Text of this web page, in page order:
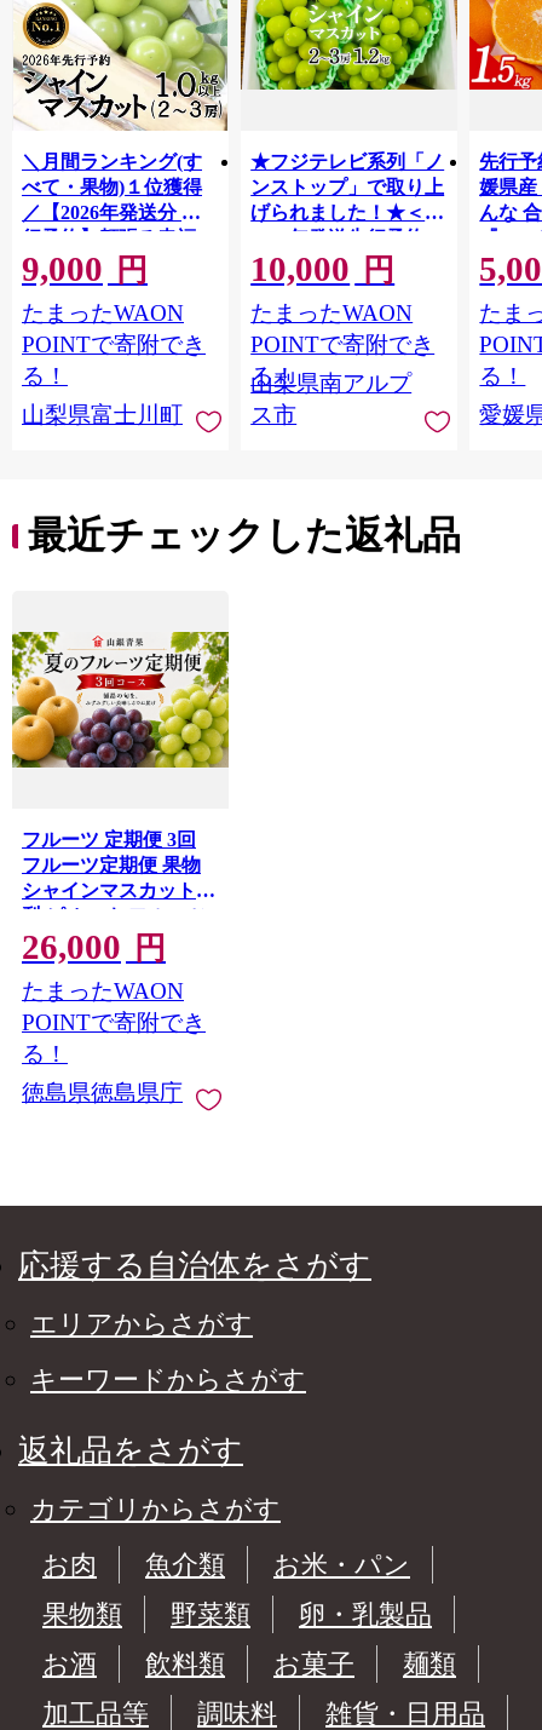
＼月間ランキング(す
べて・果物)１位獲得
／【2026年発送分 先
行予約】頬張る幸福
感 〜緑の宝石・ シ
ャインマスカット 〜
１ｋｇ以上（２〜３
房） フルーツ 山梨県
産 果物 くだもの シャ
イン マスカット ぶど
う ブドウ 葡萄 大粒 種
9,000 円
たまったWAON
POINTで寄附でき
る！
山梨県富士川町
★フジテレビ系列「ノ
ンストップ」で取り上
げられました！★＜
2026年発送先行予約＞
南アルプス市産シャイ
ンマスカット1.2kg以
上（2～3房） クール
便発送 ALPAG007
10,000 円
たまったWAON
POINTで寄附でき
る！
山梨県南アルプ
ス市
先行予
媛県産
んな
『
出荷
ご自宅
マド
あり
ツ 高
産地直
レンジ
たま
る！
愛媛
最近チェックした返礼品
フルーツ 定期便 3回
フルーツ定期便 果物
シャインマスカット
梨 ピオーネ フルーツ
ぶどう 巨峰 なし マス
カット 季節 旬 詰め合
せ 国産 おまかせ 産地
直送 徳島県 徳島 山銀
青果
26,000 円
たまったWAON
POINTで寄附でき
る！
徳島県徳島県庁
応援する自治体をさがす
エリアからさがす
キーワードからさがす
返礼品をさがす
カテゴリからさがす
お肉
魚介類
お米・パン
果物類
野菜類
卵・乳製品
お酒
飲料類 お菓子
麺類
加工品等
調味料
雑貨・日用品